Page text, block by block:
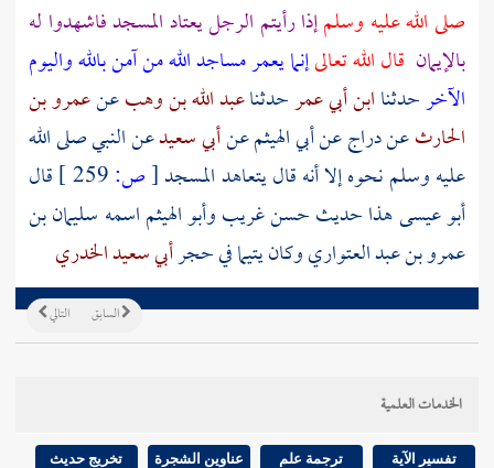
صلى الله عليه وسلمإذا رأيتم الرجل يعتاد المسجد فاشهدوا له
بالإيمان قال الله تعالىإنما يعمر مساجد الله من آمن بالله واليوم
الآخرحدثناابن أبي عمرحدثناعبد الله بن وهبعنعمرو بن
الحارثعندراجعنأبي الهيثمعنأبي سعيدعن النبي صلى الله
عليه وسلم نحوه إلا أنه قال يتعاهد المسجد[ص:
قال
أبو عيسى هذا حديث حسن غريبوأبو الهيثماسمه سليمان بن
عمرو بن عبد العتواريوكان يتيما في حجرأبي سعيد الخدري
التالي السابق
الخدمات العلمية
تفسير الآية ترجمة علم عناوين الشجرة تخريج حديث